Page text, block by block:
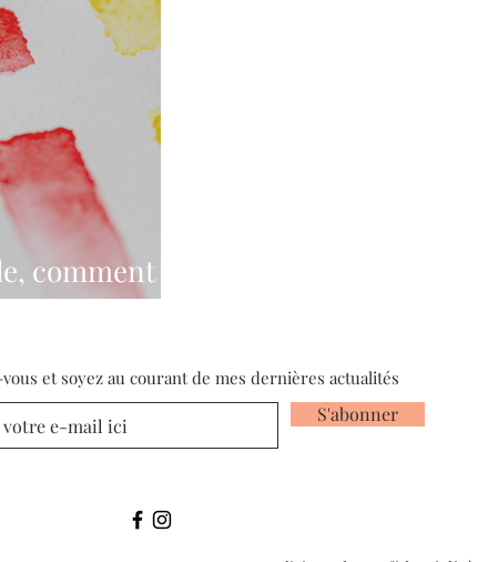
comment
et soyez au courant de mes dernières actualités
S'abonner